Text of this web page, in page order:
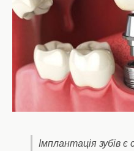
Імплантація зубів